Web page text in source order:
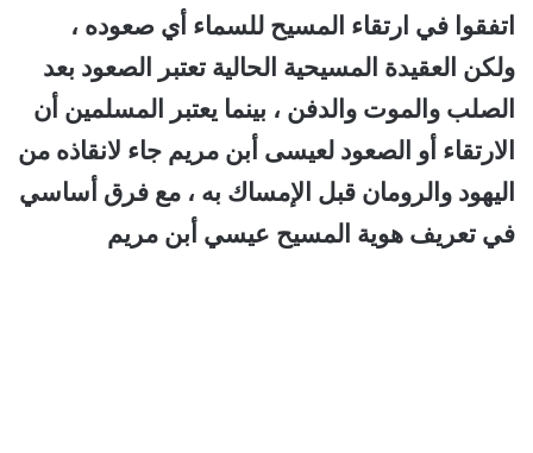
اتفقوا في ارتقاء المسيح للسماء أي صعوده ،
ولكن العقيدة المسيحية الحالية تعتبر الصعود بعد
الصلب والموت والدفن ، بينما يعتبر المسلمين أن
الارتقاء أو الصعود لعيسى أبن مريم جاء لانقاذه من
اليهود والرومان قبل الإمساك به ، مع فرق أساسي
في تعريف هوية المسيح عيسي أبن مريم